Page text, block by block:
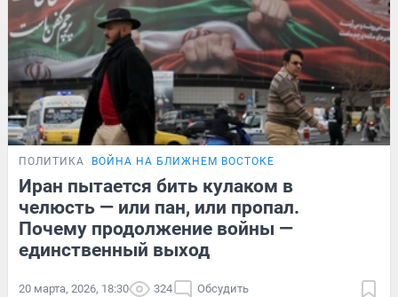
ПОЛИТИКА ВОЙНА НА БЛИЖНЕМ ВОСТОКЕ
Иран пытается бить кулаком в
челюсть — или пан, или пропал.
Почему продолжение войны —
единственный выход
20 марта, 2026, 18:30 324 Обсудить